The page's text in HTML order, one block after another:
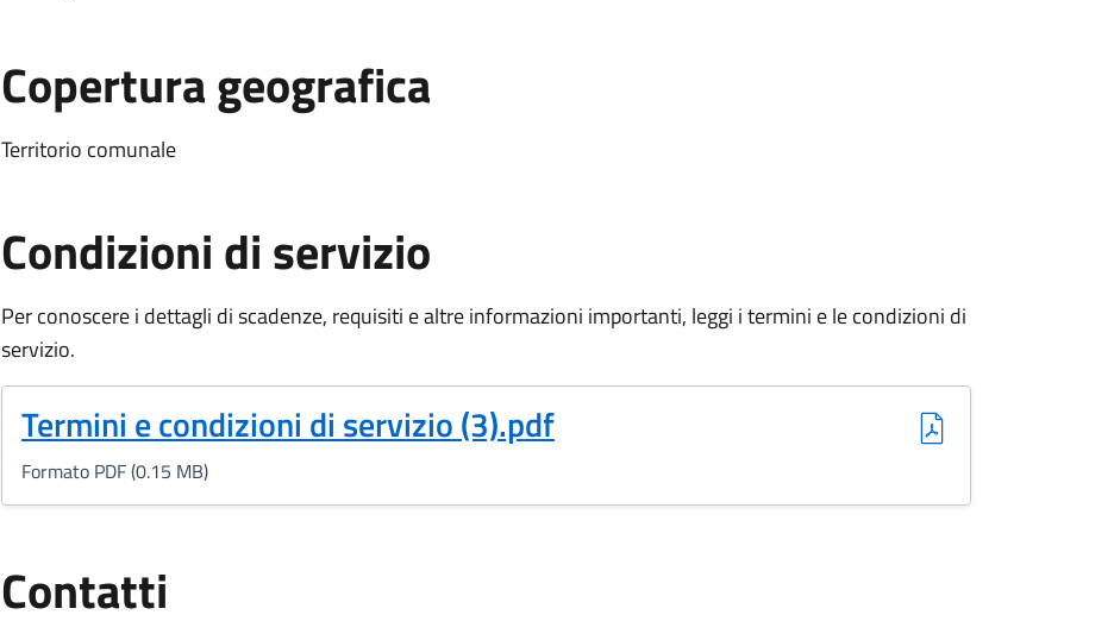
Copertura geografica
Territorio comunale
Condizioni di servizio
Per conoscere i dettagli di scadenze, requisiti e altre informazioni importanti, leggi i termini e le condizioni di
servizio.
Termini e condizioni di servizio (3).pdf
(Formato PDF, 0.15 MB)
Formato PDF (0.15 MB)
Contatti